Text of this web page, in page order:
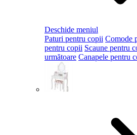
Deschide meniul
Paturi pentru copii Comode
pentru copii Scaune pentru
următoare Canapele pentru